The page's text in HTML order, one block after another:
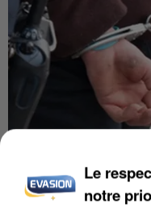
L’UN DES
MAFIA
Le
notre